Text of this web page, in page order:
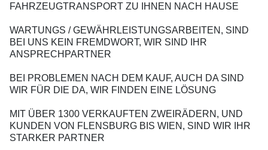
FAHRZEUGTRANSPORT ZU IHNEN NACH HAUSE
WARTUNGS / GEWÄHRLEISTUNGSARBEITEN, SIND
BEI UNS KEIN FREMDWORT, WIR SIND IHR
ANSPRECHPARTNER
BEI PROBLEMEN NACH DEM KAUF, AUCH DA SIND
WIR FÜR DIE DA, WIR FINDEN EINE LÖSUNG
MIT ÜBER 1300 VERKAUFTEN ZWEIRÄDERN, UND
KUNDEN VON FLENSBURG BIS WIEN, SIND WIR IHR
STARKER PARTNER